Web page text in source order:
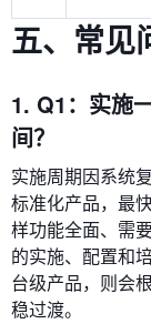
五、常见
1. Q1：实施
间？
实施周期因系统
标准化产品，最
样功能全面、需
的实施、配置和
台级产品，则会
稳过渡。